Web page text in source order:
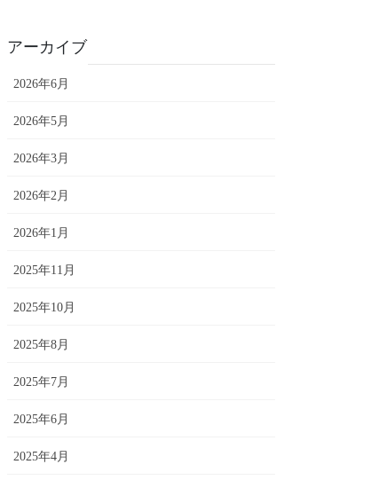
アーカイブ
2026年6月
2026年5月
2026年3月
2026年2月
2026年1月
2025年11月
2025年10月
2025年8月
2025年7月
2025年6月
2025年4月